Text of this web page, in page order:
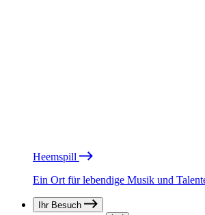
Heemspill
Ein Ort für lebendige Musik und
Ihr Besuch